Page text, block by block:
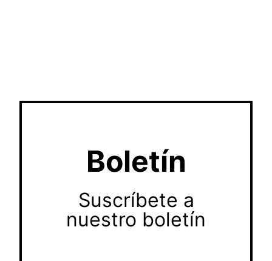
Boletín
Suscríbete a
nuestro boletín